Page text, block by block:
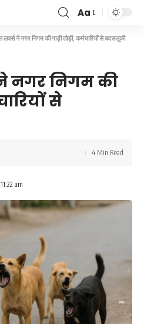
Font
Resizer
Aa
लवर्स ने नगर निगम की गाड़ी तोड़ी, कर्मचारियों से बदसलूकी
नगर निगम की
से
am
4 Min Read